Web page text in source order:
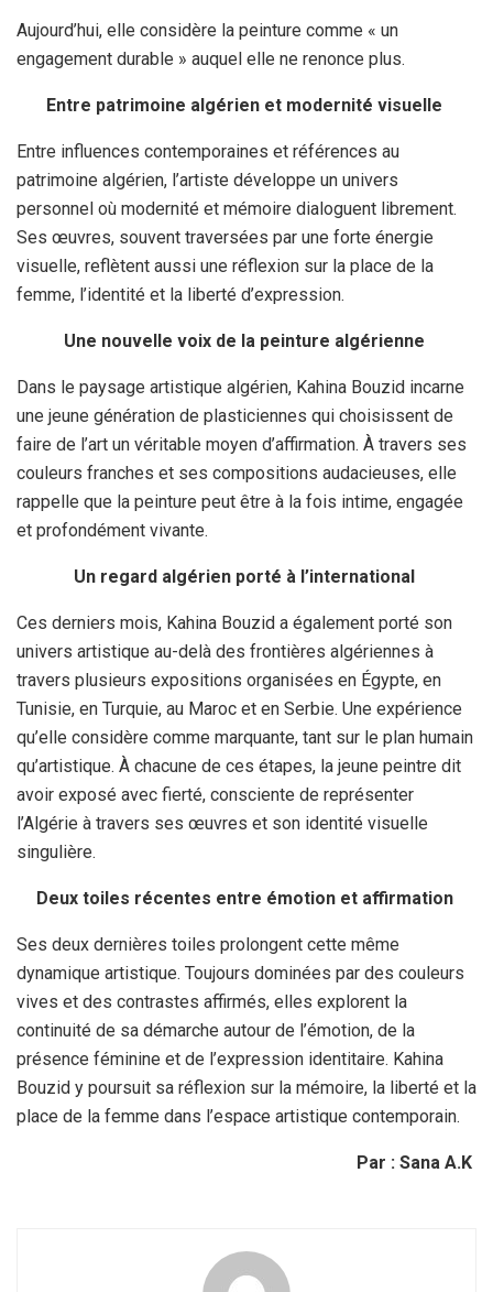
Aujourd’hui, elle considère la peinture comme « un
engagement durable » auquel elle ne renonce plus.
Entre patrimoine algérien et modernité visuelle
Entre influences contemporaines et références au
patrimoine algérien, l’artiste développe un univers
personnel où modernité et mémoire dialoguent librement.
Ses œuvres, souvent traversées par une forte énergie
visuelle, reflètent aussi une réflexion sur la place de la
femme, l’identité et la liberté d’expression.
Une nouvelle voix de la peinture algérienne
Dans le paysage artistique algérien, Kahina Bouzid incarne
une jeune génération de plasticiennes qui choisissent de
faire de l’art un véritable moyen d’affirmation. À travers ses
couleurs franches et ses compositions audacieuses, elle
rappelle que la peinture peut être à la fois intime, engagée
et profondément vivante.
Un regard algérien porté à l’international
Ces derniers mois, Kahina Bouzid a également porté son
univers artistique au-delà des frontières algériennes à
travers plusieurs expositions organisées en Égypte, en
Tunisie, en Turquie, au Maroc et en Serbie. Une expérience
qu’elle considère comme marquante, tant sur le plan humain
qu’artistique. À chacune de ces étapes, la jeune peintre dit
avoir exposé avec fierté, consciente de représenter
l’Algérie à travers ses œuvres et son identité visuelle
singulière.
Deux toiles récentes entre émotion et affirmation
Ses deux dernières toiles prolongent cette même
dynamique artistique. Toujours dominées par des couleurs
vives et des contrastes affirmés, elles explorent la
continuité de sa démarche autour de l’émotion, de la
présence féminine et de l’expression identitaire. Kahina
Bouzid y poursuit sa réflexion sur la mémoire, la liberté et la
place de la femme dans l’espace artistique contemporain.
Par : Sana A.K